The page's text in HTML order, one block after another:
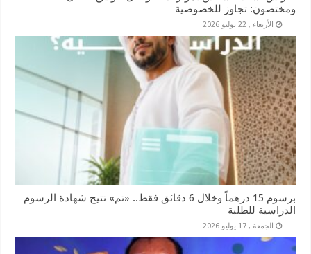
ومختصون: تجاوز للخصوصية
الأربعاء , 22 يوليو 2026
برسوم 15 درهماً وخلال 6 دقائق فقط.. «تم» تتيح شهادة الرسوم
الدراسية للطلبة
الجمعة , 17 يوليو 2026